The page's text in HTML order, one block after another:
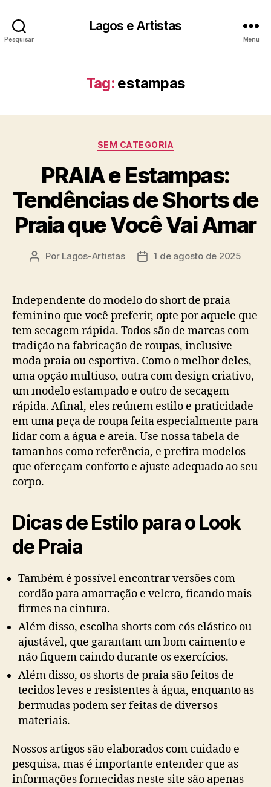
Pesquisar
Lagos e Artistas
Menu
Tag: estampas
Categorias
SEM CATEGORIA
PRAIA e Estampas:
Tendências de Shorts de
Praia que Você Vai Amar
Autor
Por Lagos-Artistas
Data1 de agosto de 2025
Independente do modelo do short de praia
feminino que você preferir, opte por aquele que
tem secagem rápida. Todos são de marcas com
tradição na fabricação de roupas, inclusive
moda praia ou esportiva. Como o melhor deles,
uma opção multiuso, outra com design criativo,
um modelo estampado e outro de secagem
rápida. Afinal, eles reúnem estilo e praticidade
em uma peça de roupa feita especialmente para
lidar com a água e areia. Use nossa tabela de
tamanhos como referência, e prefira modelos
que ofereçam conforto e ajuste adequado ao seu
corpo.
Dicas de Estilo para o Look
de Praia
Também é possível encontrar versões com
cordão para amarração e velcro, ficando mais
firmes na cintura.
Além disso, escolha shorts com cós elástico ou
ajustável, que garantam um bom caimento e
não fiquem caindo durante os exercícios.
Além disso, os shorts de praia são feitos de
tecidos leves e resistentes à água, enquanto as
bermudas podem ser feitas de diversos
materiais.
Nossos artigos são elaborados com cuidado e
pesquisa, mas é importante entender que as
informações fornecidas neste site são apenas